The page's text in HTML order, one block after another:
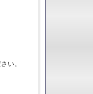
い。